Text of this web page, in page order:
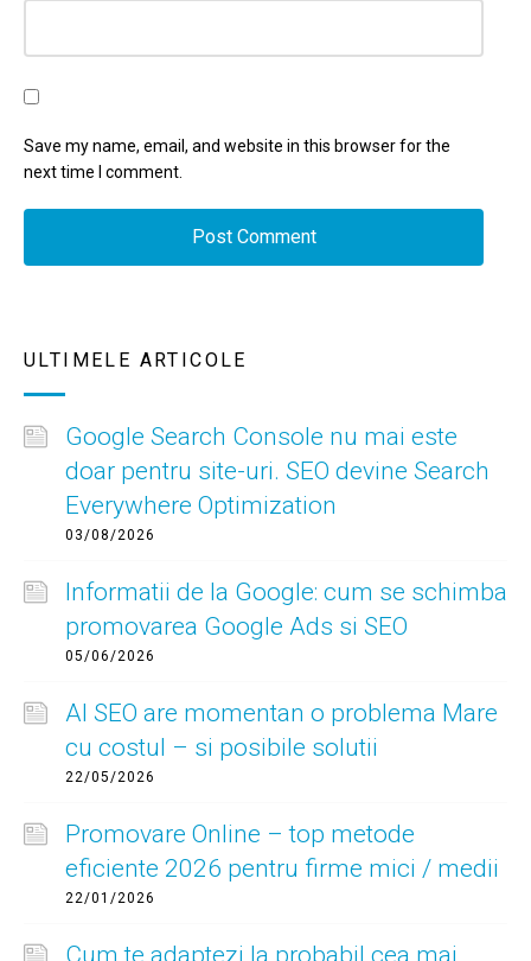
Save my name, email, and website in this browser for the
next time I comment.
ULTIMELE ARTICOLE
Google Search Console nu mai este
doar pentru site-uri. SEO devine Search
Everywhere Optimization
03/08/2026
Informatii de la Google: cum se schimba
promovarea Google Ads si SEO
05/06/2026
AI SEO are momentan o problema Mare
cu costul – si posibile solutii
22/05/2026
Promovare Online – top metode
eficiente 2026 pentru firme mici / medii
22/01/2026
Cum te adaptezi la probabil cea mai